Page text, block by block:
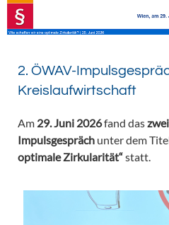
2. ÖWAV-
Kreislaufwirtschaft
Am 29. Juni 2026fand das
Impulsgespräch unter dem
optimale Zirkularität“statt.